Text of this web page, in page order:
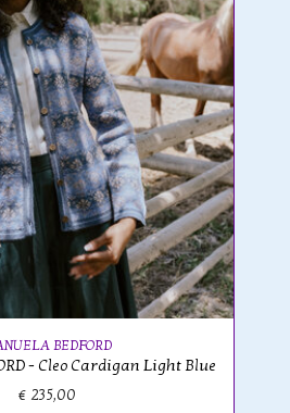
BEDFORD
- Cleo Cardigan Light Blue
€ 235,00